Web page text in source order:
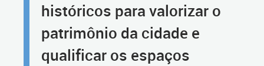
históricos para valorizar o
patrimônio da cidade e
qualificar os espaços